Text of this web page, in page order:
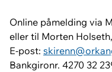
Online påmelding via
eller til Morten
E-post:
Bankgironr. 4270 32